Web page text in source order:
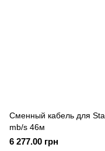
Сменный кабель для
mb/s 46м
6 277.00 грн